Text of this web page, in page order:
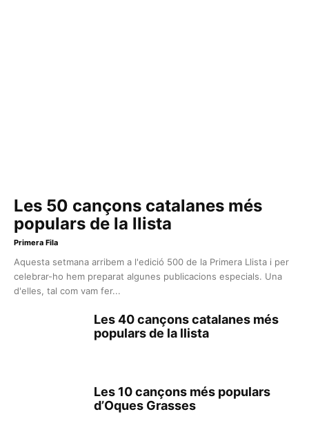
Les 50 cançons catalanes més
populars de la llista
Primera Fila
Aquesta setmana arribem a l'edició 500 de la Primera Llista i per
celebrar-ho hem preparat algunes publicacions especials. Una
d'elles, tal com vam fer...
Les 40 cançons catalanes més
populars de la llista
Les 10 cançons més populars
d’Oques Grasses